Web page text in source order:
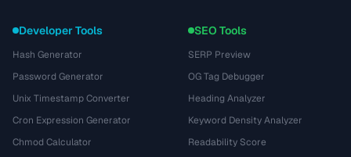
Developer Tools
Hash Generator
Password Generator
Unix Timestamp Converter
Cron Expression Generator
Chmod Calculator
SEO Tools
SERP Preview
OG Tag Debugger
Heading Analyzer
Keyword Density Analyzer
Readability Score